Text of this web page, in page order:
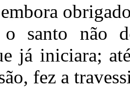
o santo não
já iniciara;
fez a